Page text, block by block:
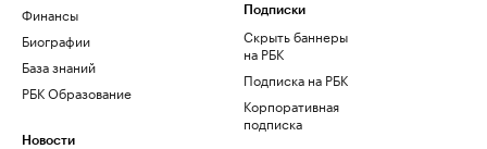
Финансы
Биографии
База знаний
РБК Образование
Новости
Подписки
Скрыть баннеры
на РБК
Подписка на РБК
Корпоративная
подписка